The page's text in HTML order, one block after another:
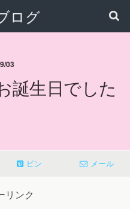
ログ
03
誕生日でした
ピン メール
リンク